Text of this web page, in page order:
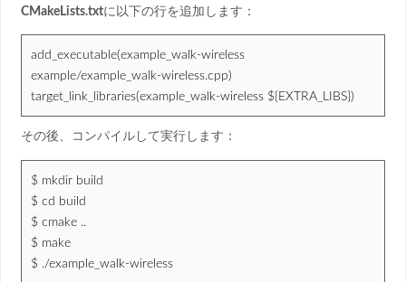
CMakeLists.txtに以下の行を追加します：
add_executable(example_walk-wireless
example/example_walk-wireless.cpp)
target_link_libraries(example_walk-wireless ${EXTRA_LIBS})
その後、コンパイルして実行します：
$ mkdir build
$ cd build
$ cmake ..
$ make
$ ./example_walk-wireless